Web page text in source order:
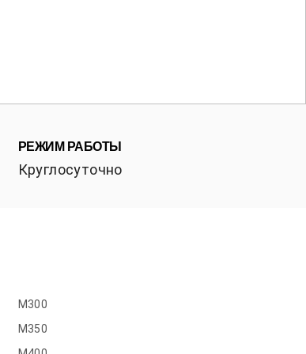
РЕЖИМ РАБОТЫ
Круглосуточно
M300
M350